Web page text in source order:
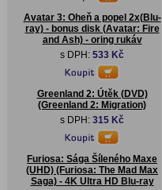
Avatar 3: Oheň a popel 2x(Blu-
ray) - bonus disk (Avatar: Fire
and Ash) - oring rukáv
s DPH: 533 Kč
Greenland 2: Útěk (DVD)
(Greenland 2: Migration)
s DPH: 315 Kč
Furiosa: Sága Šíleného Maxe
(UHD) (Furiosa: The Mad Max
Saga) - 4K Ultra HD Blu-ray